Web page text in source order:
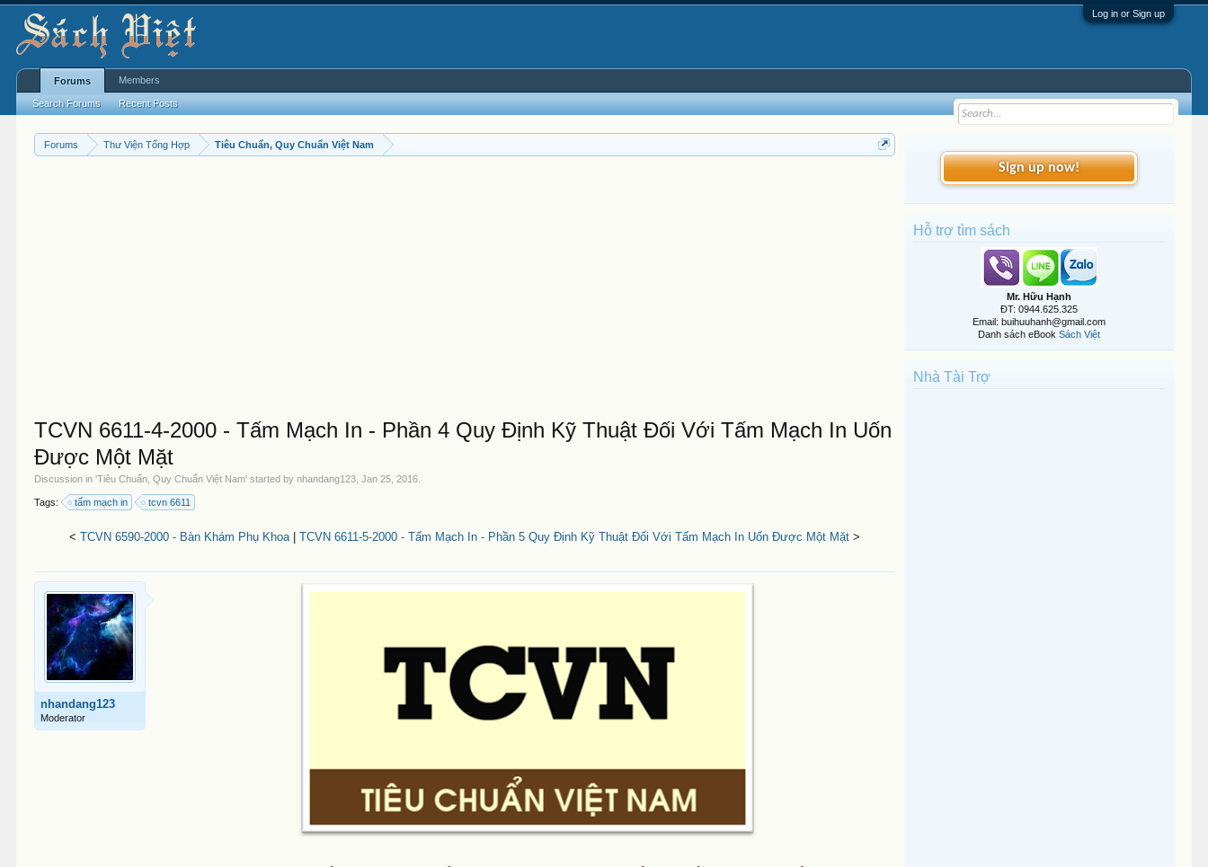
Log in or Sign up
Forums Thư Viện Tổng Hợp Tiêu Chuẩn, Quy Chuẩn Việt Nam
TCVN 6611-4-2000 - Tấm Mạch In - Phần 4 Quy Định Kỹ Thuật Đối Với Tấm Mạch In Uốn
Được Một Mặt
Discussion in 'Tiêu Chuẩn, Quy Chuẩn Việt Nam' started bynhandang123 ,Jan 25, 2016
Tags: tấm mạch in tcvn 6611
< TCVN 6590-2000 - Bàn Khám Phụ Khoa| TCVN 6611-5-2000 - Tấm Mạch In - Phần 5 Quy Định Kỹ Thuật Đối Với Tấm Mạch In Uốn Được Một Mặt >
nhandang123
Moderator
Sign up now!
Hỗ trợ tìm sách
Mr. Hữu Hạnh
ĐT: 0944.625.325
Email: buihuuhanh@gmail.com
Danh sách eBook Sách Việt
Nhà Tài Trợ
Forums
Search Forums Recent Posts
Members